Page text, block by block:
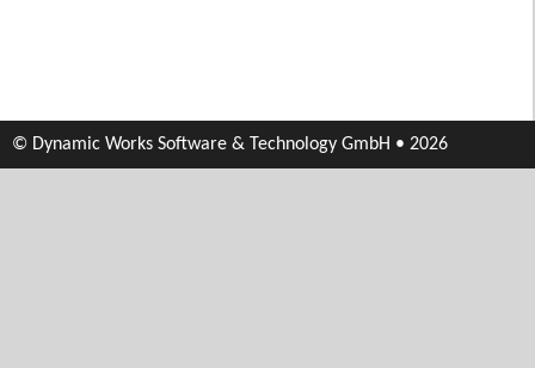
© Dynamic Works Software & Technology GmbH • 2026